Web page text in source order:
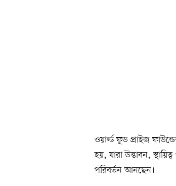
ওয়ার্ল্ড ফুড প্রাইজ
হয়, যারা উদ্ভাবন,
পরিবর্তন আনছেন।